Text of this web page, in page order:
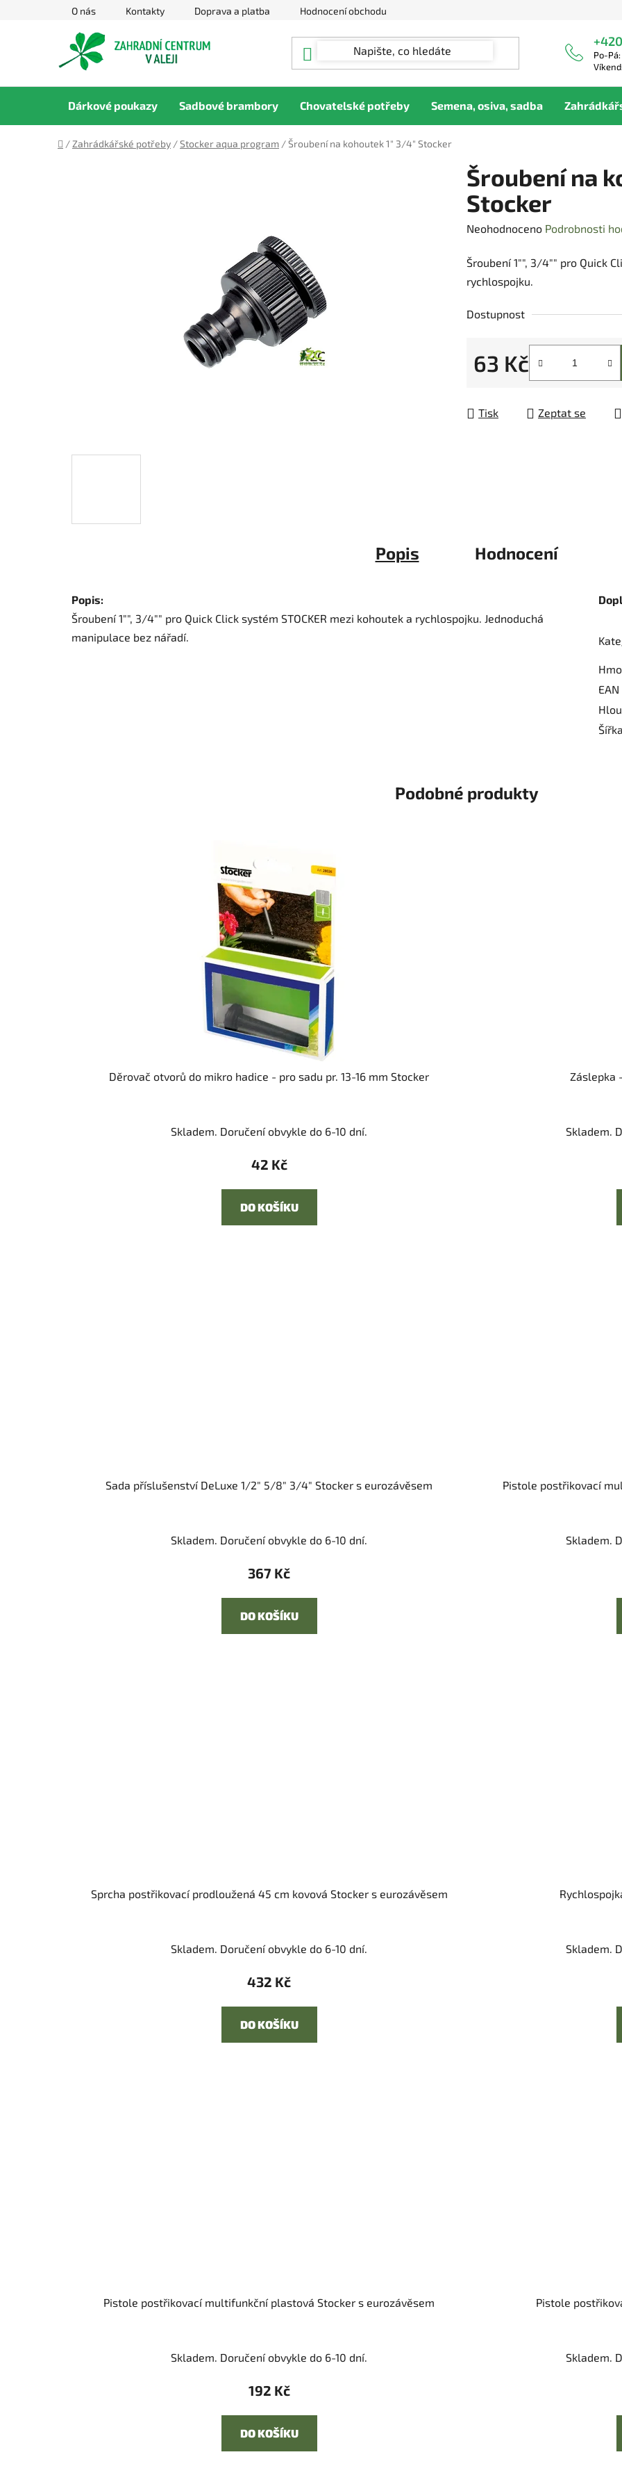
O nás Kontakty Doprava a platba Hodnocení obchodu
Po-
Dárkové poukazy Sadbové brambory Chovatelské potřeby Semena, osiva, sadba
Domů
/ Zahrádkářské potřeby /Stocker aqua program /Šroubení na kohoutek 1" 3/4" Stocker
Šroubení na
Stocker
Průměrné
produktu
je
z
hvězdiček.
Neohodnoceno Podrobnosti
Šroubení 1"", 3/4"" pro Quick
rychlospojku.
Dostupnost
63 Kč
Měrná cena:
Tisk Zeptat se
Popis Hodnocení
Popis:
Šroubení 1"", 3/4"" pro Quick Click systém STOCKER mezi kohoutek a rychlospojku. Jednoduchá
manipulace bez nářadí.
EAN
Šířka
Podobné produkty
Děrovač otvorů do mikro hadice - pro sadu pr. 13-16 mm Stocker
Skladem. Doručení obvykle do 6-10 dní.
42 Kč
DO KOŠÍKU
Záslepka
Skladem.
Sada příslušenství DeLuxe 1/2" 5/8" 3/4" Stocker s eurozávěsem
Skladem. Doručení obvykle do 6-10 dní.
367 Kč
DO KOŠÍKU
Pistole postřikovací
Skladem.
Sprcha postřikovací prodloužená 45 cm kovová Stocker s eurozávěsem
Skladem. Doručení obvykle do 6-10 dní.
432 Kč
DO KOŠÍKU
Skladem.
Pistole postřikovací multifunkční plastová Stocker s eurozávěsem
Skladem. Doručení obvykle do 6-10 dní.
192 Kč
DO KOŠÍKU
Pistole
Skladem.